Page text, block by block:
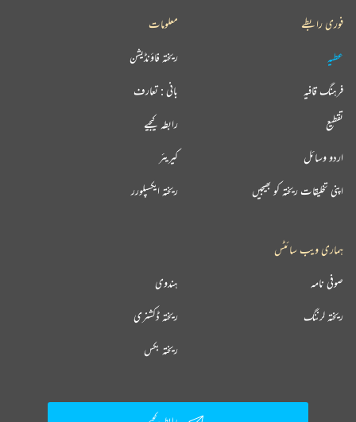
فوری رابطے
عطیہ
فرہنگ قافیہ
تقطیع
اردو وسائل
اپنی تخلیقات ریختہ کو بھیجیں
معلومات
ریختہ فاؤنڈیشن
بانی : تعارف
رابطہ کیجیے
کیریئر
ریختہ ایکسپلورر
ہماری ویب سائٹس
ہندوی صوفی نامہ
ریختہ ڈکشنری ریختہ لرننگ
ریختہ بکس